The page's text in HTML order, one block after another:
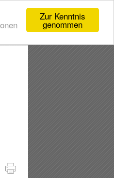
Zur Kenntnis
genommen